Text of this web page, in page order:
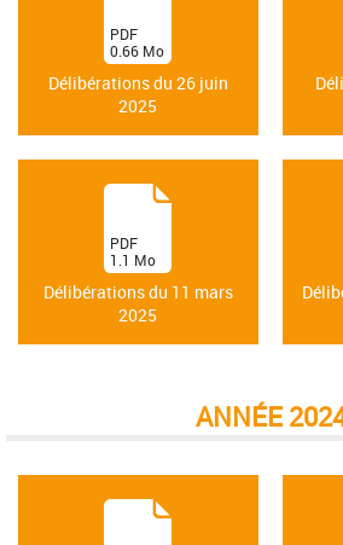
Délibérations du 26 juin
2025
(PDF
0.66 Mo
)
Délibérations du 11 mars
2025
(PDF
1.1 Mo
)
ANNÉE